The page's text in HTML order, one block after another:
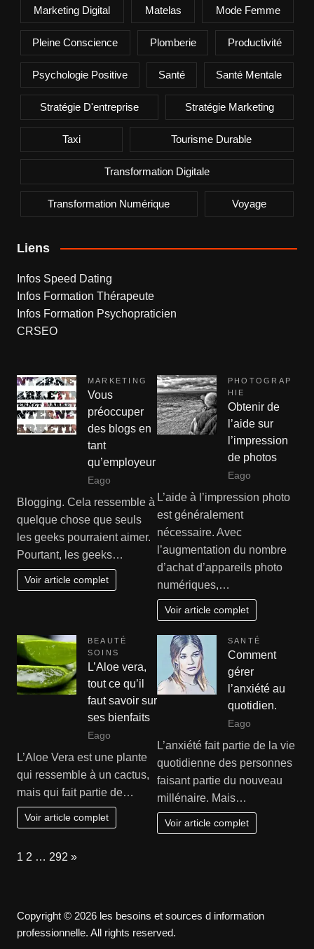
Marketing Digital Matelas Mode Femme
Pleine Conscience Plomberie Productivité
Psychologie Positive Santé Santé Mentale
Stratégie D'entreprise Stratégie Marketing
Taxi Tourisme Durable
Transformation Digitale
Transformation Numérique Voyage
Liens
Infos Speed Dating
Infos Formation Thérapeute
Infos Formation Psychopraticien
CRSEO
MARKETING
Vous
préoccuper
des blogs en
tant
qu’employeur
Eago
Blogging. Cela ressemble à
quelque chose que seuls
les geeks pourraient aimer.
Pourtant, les geeks…
Voir article complet
PHOTOGRAP
HIE
Obtenir de
l’aide sur
l’impression
de photos
Eago
L’aide à l’impression photo
est généralement
nécessaire. Avec
l’augmentation du nombre
d’achat d’appareils photo
numériques,…
Voir article complet
BEAUTÉ
SOINS
L’Aloe vera,
tout ce qu’il
faut savoir sur
ses bienfaits
Eago
L’Aloe Vera est une plante
qui ressemble à un cactus,
mais qui fait partie de…
Voir article complet
SANTÉ
Comment
gérer
l’anxiété au
quotidien.
Eago
L’anxiété fait partie de la vie
quotidienne des personnes
faisant partie du nouveau
millénaire. Mais…
Voir article complet
Page:
1 2 … 292 Next
»
Copyright © 2026 les besoins et sources d information
professionnelle. All rights reserved.